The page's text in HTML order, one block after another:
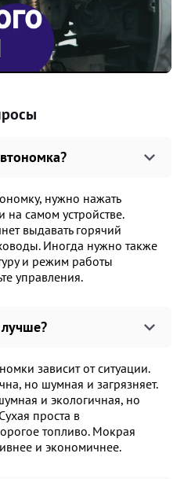
нужно нажать
на самом устройстве.
выдавать горячий
Иногда нужно также
и режим работы
управления.
зависит от ситуации.
но шумная и загрязняет.
и экологичная, но
проста в
топливо. Мокрая
и экономичнее.